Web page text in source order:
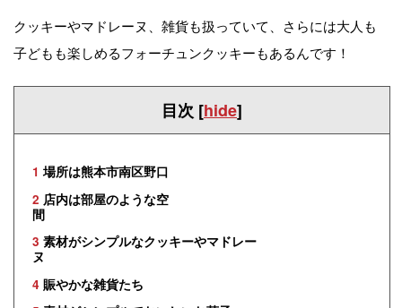
クッキーやマドレーヌ、雑貨も扱っていて、さらには大人も
子どもも楽しめるフォーチュンクッキーもあるんです！
目次 [hide]
1 場所は熊本市南区野口
2 店内は部屋のような空
間
3 素材がシンプルなクッキーやマドレー
ヌ
4 賑やかな雑貨たち